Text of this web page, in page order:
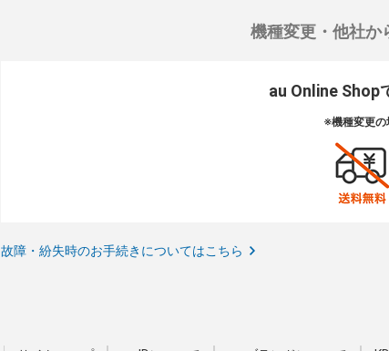
機種変更・他社か
au Online Shop
※機種変更の
故障・紛失時のお手続きについてはこちら